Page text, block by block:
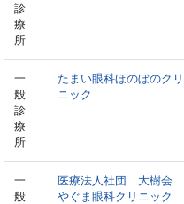
診
療
所
一
般
診
療
所
たまい眼科ほのぼのクリ
ニック
一
般
医療法人社団 大樹会
やぐま眼科クリニック